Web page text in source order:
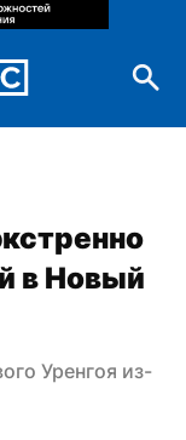
в Новый
Уренгоя из-